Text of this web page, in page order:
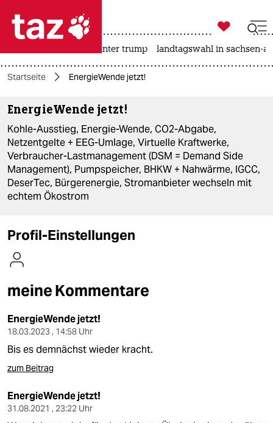
 taz zahl ich
taz zahl ich
themen
politik
öko
gesellschaft
sport
nord
wahrheit
verlag
veranstaltungen

taz zahl ich
usa unter trump landtagswahl in sachsen-
Startseite EnergieWende jetzt!
EnergieWende jetzt!
Kohle-Ausstieg, Energie-Wende, CO2-Abgabe,
Netzentgelte + EEG-Umlage, Virtuelle Kraftwerke,
Verbraucher-Lastmanagement (DSM = Demand Side
Management), Pumpspeicher, BHKW + Nahwärme, IGCC,
DeserTec, Bürgerenergie, Stromanbieter wechseln mit
echtem Ökostrom
Profil-Einstellungen
meine Kommentare
EnergieWende jetzt!
18.03.2023 , 14:58 Uhr
Bis es demnächst wieder kracht.
zum Beitrag
EnergieWende jetzt!
31.08.2021 , 23:22 Uhr